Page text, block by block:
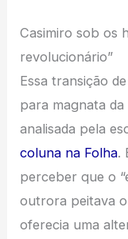
Casimiro sob os
revolucionário”
Essa transição
para magnata
analisada pela
coluna na Folha.
perceber que o
outrora peitava
oferecia uma